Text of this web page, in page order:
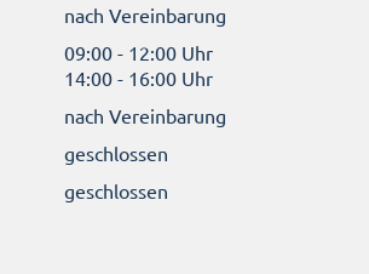
nach Vereinbarung
09:00 - 12:00 Uhr
14:00 - 16:00 Uhr
nach Vereinbarung
geschlossen
geschlossen